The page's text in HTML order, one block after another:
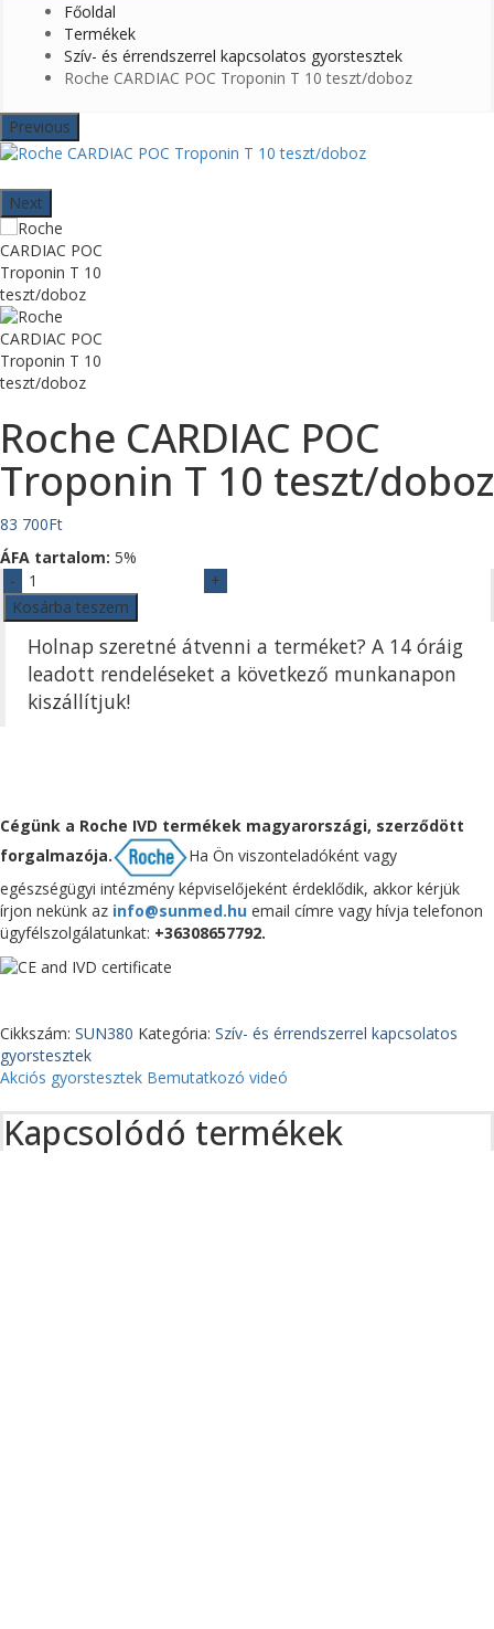
Főoldal
Termékek
Szív- és érrendszerrel kapcsolatos gyorstesztek
Roche CARDIAC POC Troponin T 10 teszt/doboz
Previous
Next
Roche CARDIAC POC
Troponin T 10 teszt/doboz
83 700Ft
ÁFA tartalom: 5%
Roche
CARDIAC
POC
Troponin
T
10
teszt/doboz
Kosárba teszem
Holnap szeretné átvenni a terméket? A 14 óráig
leadott rendeléseket a következő munkanapon
kiszállítjuk!
Cégünk a Roche IVD termékek magyarországi, szerződött
forgalmazója.
Ha Ön viszonteladóként vagy
egészségügyi intézmény képviselőjeként érdeklődik, akkor kérjük
írjon nekünk az info@sunmed.hu email címre vagy hívja telefonon
ügyfélszolgálatunkat: +36308657792.
Cikkszám: SUN380 Kategória: Szív- és érrendszerrel kapcsolatos
gyorstesztek
Akciós gyorstesztek Bemutatkozó videó
Kapcsolódó termékek